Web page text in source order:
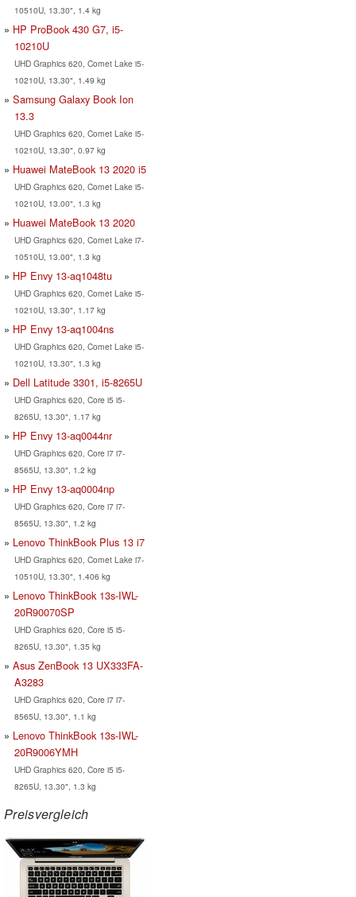
10510U, 13.30", 1.4 kg
HP ProBook 430 G7, i5-
10210U
UHD Graphics 620, Comet Lake i5-
10210U, 13.30", 1.49 kg
Samsung Galaxy Book Ion
13.3
UHD Graphics 620, Comet Lake i5-
10210U, 13.30", 0.97 kg
Huawei MateBook 13 2020 i5
UHD Graphics 620, Comet Lake i5-
10210U, 13.00", 1.3 kg
Huawei MateBook 13 2020
UHD Graphics 620, Comet Lake i7-
10510U, 13.00", 1.3 kg
HP Envy 13-aq1048tu
UHD Graphics 620, Comet Lake i5-
10210U, 13.30", 1.17 kg
HP Envy 13-aq1004ns
UHD Graphics 620, Comet Lake i5-
10210U, 13.30", 1.3 kg
Dell Latitude 3301, i5-8265U
UHD Graphics 620, Core i5 i5-
8265U, 13.30", 1.17 kg
HP Envy 13-aq0044nr
UHD Graphics 620, Core i7 i7-
8565U, 13.30", 1.2 kg
HP Envy 13-aq0004np
UHD Graphics 620, Core i7 i7-
8565U, 13.30", 1.2 kg
Lenovo ThinkBook Plus 13 i7
UHD Graphics 620, Comet Lake i7-
10510U, 13.30", 1.406 kg
Lenovo ThinkBook 13s-IWL-
20R90070SP
UHD Graphics 620, Core i5 i5-
8265U, 13.30", 1.35 kg
Asus ZenBook 13 UX333FA-
A3283
UHD Graphics 620, Core i7 i7-
8565U, 13.30", 1.1 kg
Lenovo ThinkBook 13s-IWL-
20R9006YMH
UHD Graphics 620, Core i5 i5-
8265U, 13.30", 1.3 kg
Preisvergleich